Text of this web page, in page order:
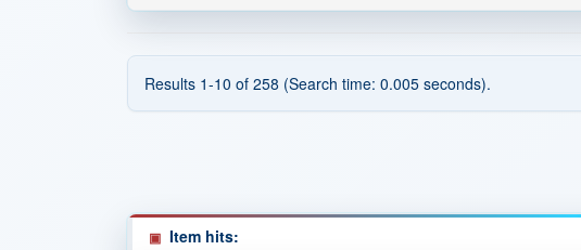
Results 1-10 of 258 (Search time: 0.005 seconds).
Item hits: